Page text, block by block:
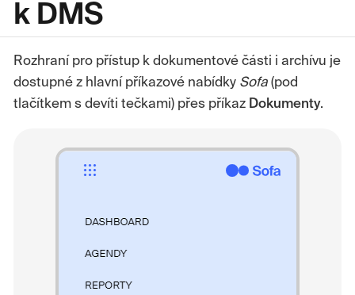
k DMS
Rozhraní pro přístup k dokumentové části i archívu je
dostupné z hlavní příkazové nabídky Sofa (pod
tlačítkem s devíti tečkami) přes příkaz Dokumenty.